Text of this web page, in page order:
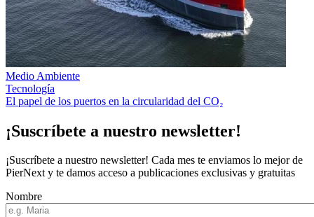
Medio Ambiente
Tecnología
El papel de los puertos en la circularidad del CO₂
¡Suscríbete a nuestro newsletter!
¡Suscríbete a nuestro newsletter! Cada mes te enviamos lo mejor de
PierNext y te damos acceso a publicaciones exclusivas y gratuitas
Nombre